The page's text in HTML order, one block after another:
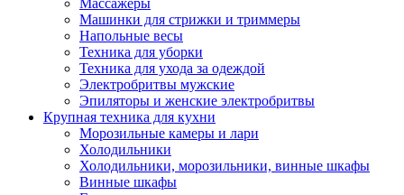
Массажеры
Машинки для стрижки и триммеры
Напольные весы
Техника для уборки
Техника для ухода за одеждой
Электробритвы мужские
Эпиляторы и женские электробритвы
Крупная техника для кухни
Морозильные камеры и лари
Холодильники
Холодильники, морозильники, винные шкафы
Винные шкафы